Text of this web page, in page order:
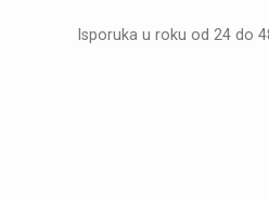
Isporuka u roku od 24 do